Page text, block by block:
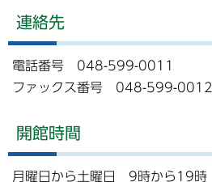
連絡先
電話番号 048-599-0011
ファックス番号 048-599-0012
開館時間
月曜日から土曜日 9時から19時